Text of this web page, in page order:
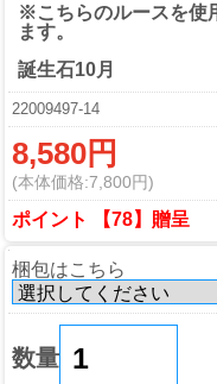
※こちらのルースを使
ます。
誕生石10月
22009497-14
8,580円
(本体価格:7,800円)
ポイント 【78】贈呈
梱包はこちら
数量